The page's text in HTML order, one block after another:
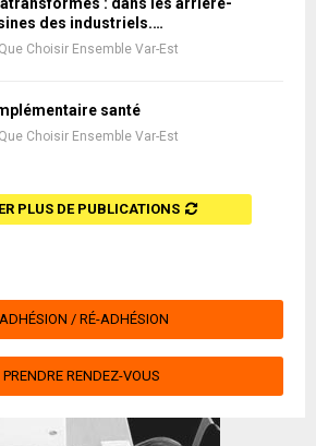
des industriels.…
Que Choisir Ensemble Var-Est
santé
Que Choisir Ensemble Var-Est
PLUS DE PUBLICATIONS
ADHÉSION / RÉ-ADHÉSION
PRENDRE RENDEZ-VOUS